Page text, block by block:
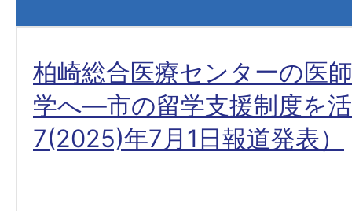
柏崎総合医療センターの医
学へ―市の留学支援制度を
7(2025)年7月1日報道発表）